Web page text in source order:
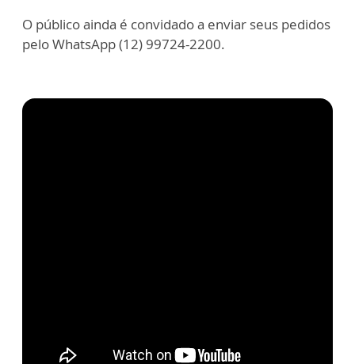
O público ainda é convidado a enviar seus pedidos
pelo WhatsApp (12) 99724-2200.